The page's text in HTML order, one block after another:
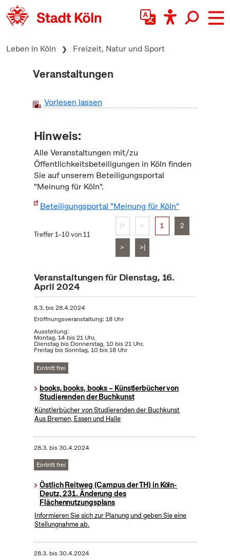
zum Inhalt springen
Leben in Köln Freizeit, Natur und Sport
Veranstaltungen
Vorlesen lassen
Hinweis:
Alle Veranstaltungen mit/zu
Öffentlichkeitsbeteiligungen in Köln finden
Sie auf unserem Beteiligungsportal
"Meinung für Köln".
Beteiligungsportal "Meinung für Köln"
Treffer 1–10 von 11
|< < 1 2
> >|
Veranstaltungen für Dienstag, 16.
April 2024
8.3. bis28.4.2024
Eröffnungsveranstaltung: 18 Uhr
Ausstellung:
Montag, 14 bis 21 Uhr,
Dienstag bis Donnerstag, 10 bis 21 Uhr,
Freitag bis Sonntag, 10 bis 18 Uhr
Eintritt frei
books, books, books – Künstlerbücher von
Studierenden der Buchkunst
Künstlerbücher von Studierenden der Buchkunst
Aus Bremen, Essen und Halle
28.3. bis30.4.2024
Eintritt frei
Östlich Reitweg (Campus der TH) in Köln-
Deutz, 231. Änderung des
Flächennutzungsplans
Informieren Sie sich zur Planung und geben Sie eine
Stellungnahme ab.
28.3. bis30.4.2024